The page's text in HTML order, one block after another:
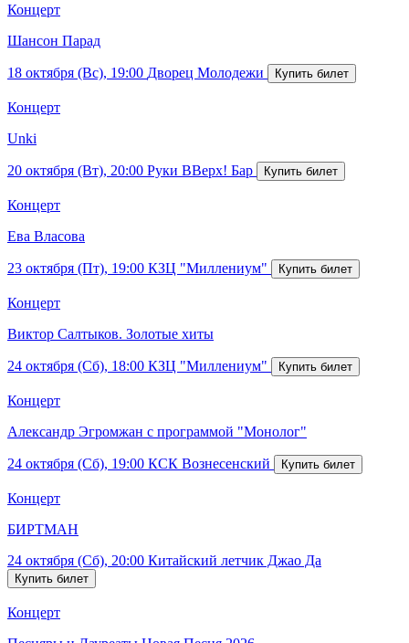
Концерт
Шансон Парад
18 октября (Вс), 19:00 Дворец Молодежи
Концерт
Unki
20 октября (Вт), 20:00 Руки ВВерх! Бар
Концерт
Ева Власова
23 октября (Пт), 19:00 КЗЦ "Миллениум"
Концерт
Виктор Салтыков. Золотые хиты
24 октября (Сб), 18:00 КЗЦ "Миллениум"
Концерт
Александр Эгромжан с программой "Монолог"
24 октября (Сб), 19:00 КСК Вознесенский
Концерт
БИРТМАН
24 октября (Сб), 20:00 Китайский летчик Джао Да
Концерт